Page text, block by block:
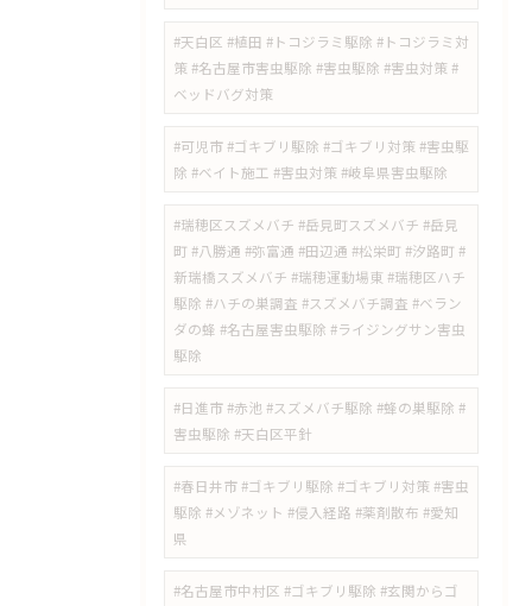
#天白区 #植田 #トコジラミ駆除 #トコジラミ対
策 #名古屋市害虫駆除 #害虫駆除 #害虫対策 #
ベッドバグ対策
#可児市 #ゴキブリ駆除 #ゴキブリ対策 #害虫駆
除 #ベイト施工 #害虫対策 #岐阜県害虫駆除
#瑞穂区スズメバチ #岳見町スズメバチ #岳見
町 #八勝通 #弥富通 #田辺通 #松栄町 #汐路町 #
新瑞橋スズメバチ #瑞穂運動場東 #瑞穂区ハチ
駆除 #ハチの巣調査 #スズメバチ調査 #ベラン
ダの蜂 #名古屋害虫駆除 #ライジングサン害虫
駆除
#日進市 #赤池 #スズメバチ駆除 #蜂の巣駆除 #
害虫駆除 #天白区平針
#春日井市 #ゴキブリ駆除 #ゴキブリ対策 #害虫
駆除 #メゾネット #侵入経路 #薬剤散布 #愛知
県
#名古屋市中村区 #ゴキブリ駆除 #玄関からゴ